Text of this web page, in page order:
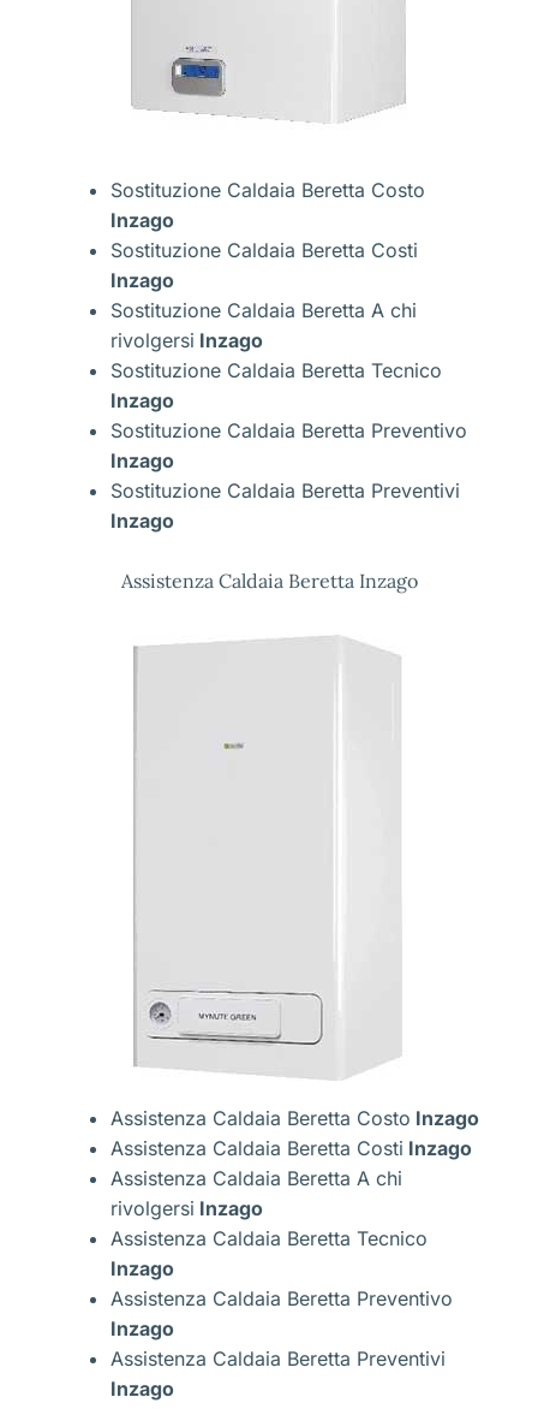
Sostituzione Caldaia Beretta Costo
Inzago
Sostituzione Caldaia Beretta Costi
Inzago
Sostituzione Caldaia Beretta A chi
rivolgersi Inzago
Sostituzione Caldaia Beretta Tecnico
Inzago
Sostituzione Caldaia Beretta Preventivo
Inzago
Sostituzione Caldaia Beretta Preventivi
Inzago
Assistenza Caldaia Beretta Inzago
Assistenza Caldaia Beretta Costo Inzago
Assistenza Caldaia Beretta Costi Inzago
Assistenza Caldaia Beretta A chi
rivolgersi Inzago
Assistenza Caldaia Beretta Tecnico
Inzago
Assistenza Caldaia Beretta Preventivo
Inzago
Assistenza Caldaia Beretta Preventivi
Inzago